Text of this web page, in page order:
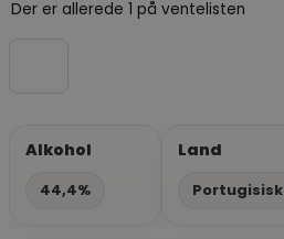
Der er allerede 1 på ventelisten
Alkohol
44,4%
Land